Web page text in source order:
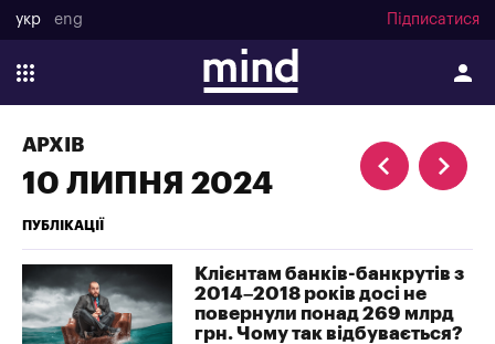
укр eng Підписатися
АРХІВ
10 ЛИПНЯ 2024
ПУБЛІКАЦІЇ
Клієнтам банків-банкрутів з
2014–2018 років досі не
повернули понад 269 млрд
грн. Чому так відбувається?